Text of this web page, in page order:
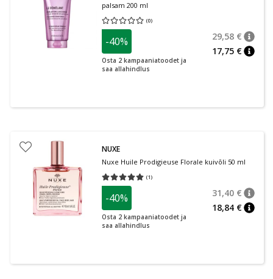
palsam 200 ml
(0)
Keskmine hinnang 0.00
-40%
Osta 2 kampaaniatoodet ja
saa allahindlus
29,58 €
17,75 €
NUXE
Nuxe Huile Prodigieuse Florale kuivõli 50 ml
(1)
Keskmine hinnang 5.00
-40%
Osta 2 kampaaniatoodet ja
saa allahindlus
31,40 €
18,84 €